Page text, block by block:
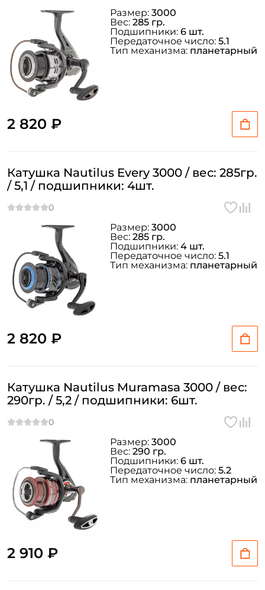
2 820 ₽
Размер: 3000
Вес: 285 гр.
Подшипники: 6 шт.
Передаточное число: 5.1
Тип механизма: планетарный
Катушка Nautilus Every 3000 / вес: 285гр.
/ 5,1 / подшипники: 4шт.
2 820 ₽
Размер: 3000
Вес: 285 гр.
Подшипники: 4 шт.
Передаточное число: 5.1
Тип механизма: планетарный
Катушка Nautilus Muramasa 3000 / вес:
290гр. / 5,2 / подшипники: 6шт.
2 910 ₽
Размер: 3000
Вес: 290 гр.
Подшипники: 6 шт.
Передаточное число: 5.2
Тип механизма: планетарный